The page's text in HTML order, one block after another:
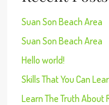
Suan Son Beach Area
Suan Son Beach Area
Hello world!
Skills That You Can
Learn The Truth About